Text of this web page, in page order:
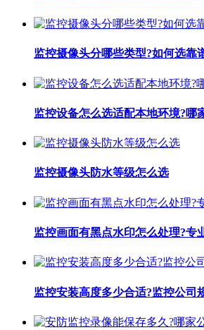
监控摄像头分哪些类型?如何选靠
监控设备怎么选适配本地环境?哪
监控摄像头防水等级怎么选
监控画面有黑点水印怎么处理?专
监控安装高度多少合适?监控公司